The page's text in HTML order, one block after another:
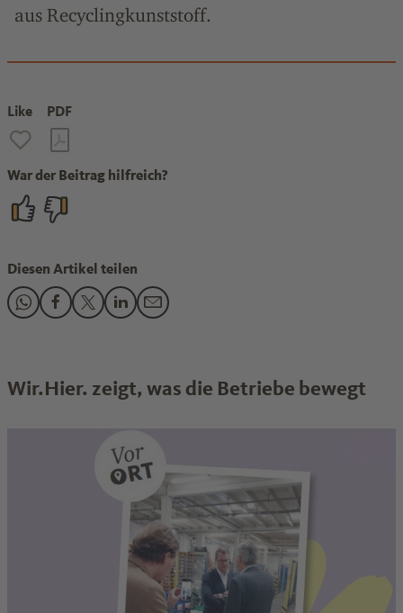
aus Recyclingkunststoff.
Like PDF
War der Beitrag hilfreich?
Diesen Artikel teilen
Den Beitrag "Familienunternehmen prägen die
Den Beitrag "Familienunternehmen prägen die
Den Beitrag "Familienunternehmen prägen die
Den Beitrag "Familienunternehmen prägen
Den Beitrag "Familienunternehmen
Wir.Hier. zeigt, was die Betriebe bewegt